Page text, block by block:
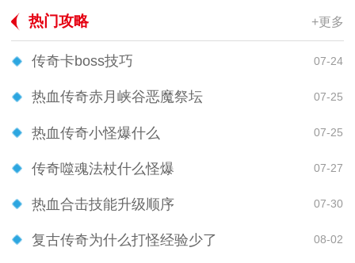
热门攻略 +更多
传奇卡boss技巧 07-24
热血传奇赤月峡谷恶魔祭坛 07-25
热血传奇小怪爆什么 07-25
传奇噬魂法杖什么怪爆 07-27
热血合击技能升级顺序 07-30
复古传奇为什么打怪经验少了 08-02